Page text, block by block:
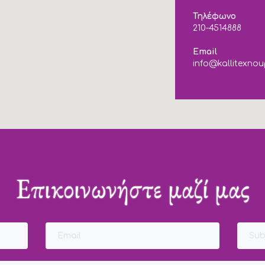
Τηλέφωνο
210-4514888
Email
Επικοινωνήστε μαζί μας